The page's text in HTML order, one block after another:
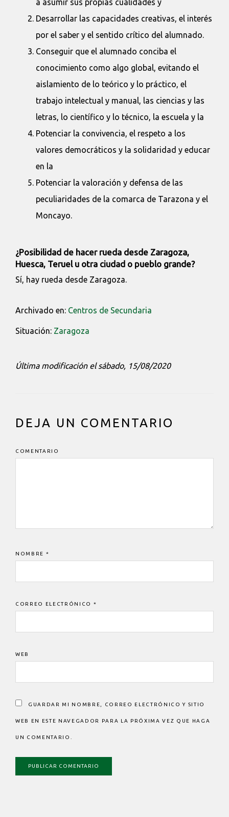
a asumir sus propias cualidades y
Desarrollar las capacidades creativas, el interés
por el saber y el sentido crítico del alumnado.
Conseguir que el alumnado conciba el
conocimiento como algo global, evitando el
aislamiento de lo teórico y lo práctico, el
trabajo intelectual y manual, las ciencias y las
letras, lo científico y lo técnico, la escuela y la
Potenciar la convivencia, el respeto a los
valores democráticos y la solidaridad y educar
en la
Potenciar la valoración y defensa de las
peculiaridades de la comarca de Tarazona y el
Moncayo.
¿Posibilidad de hacer rueda desde Zaragoza,
Huesca, Teruel u otra ciudad o pueblo grande?
Sí, hay rueda desde Zaragoza.
Archivado en: Centros de Secundaria
Situación: Zaragoza
Última modificación el sábado, 15/08/2020
INTERACCIONES
LECTOR
DEJA UN COMENTARIO
COMENTARIO
NOMBRE *
CORREO ELECTRÓNICO *
WEB
GUARDAR MI NOMBRE, CORREO ELECTRÓNICO Y SITIO
WEB EN ESTE NAVEGADOR PARA LA PRÓXIMA VEZ QUE HAGA
UN COMENTARIO.